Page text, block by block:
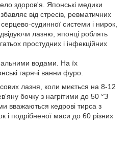
здоров'я. Японські медики
від стресів, ревматичних
судинної системи і нирок,
лазню, японці роблять
простудних і інфекційних
водами. На їх
гарячі ванни фуро.
лазня, коли миється на 8-12
бочку з нагрітими до 50 °З
вважаються кедрові тирса з
і подрібненої маси до 60 різних